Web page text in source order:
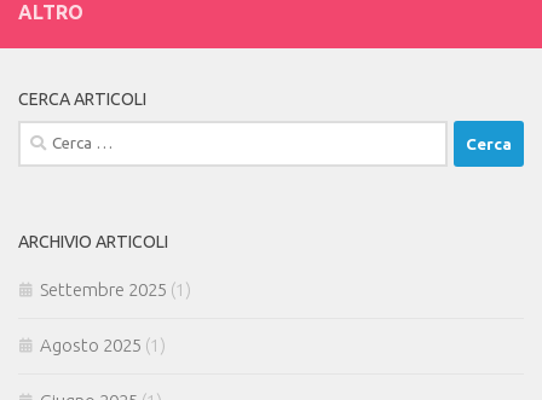
ALTRO
CERCA ARTICOLI
Ricerca
per:
ARCHIVIO ARTICOLI
Settembre 2025 (1)
Agosto 2025 (1)